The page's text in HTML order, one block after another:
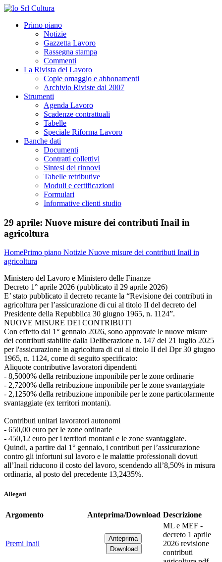
Primo piano
Notizie
Gazzetta Lavoro
Rassegna stampa
Commenti
La Rivista del Lavoro
Copie omaggio e abbonamenti
Archivio Riviste dal 2007
Strumenti
Agenda Lavoro
Scadenze contrattuali
Tabelle
Speciale Riforma Lavoro
Banche dati
Documenti
Contratti collettivi
Sintesi dei rinnovi
Tabelle retributive
Moduli e certificazioni
Formulari
Informative clienti studio
29 aprile: Nuove misure dei contributi Inail in
agricoltura
HomePrimo piano Notizie Nuove misure dei contributi Inail in
agricoltura
Ministero del Lavoro e Ministero delle Finanze
Decreto 1° aprile 2026 (pubblicato il 29 aprile 2026)
E’ stato pubblicato il decreto recante la “Revisione dei contributi in
agricoltura per l’assicurazione di cui al titolo II del decreto del
Presidente della Repubblica 30 giugno 1965, n. 1124”.
NUOVE MISURE DEI CONTRIBUTI
Con effetto dal 1° gennaio 2026, sono approvate le nuove misure
dei contributi stabilite dalla Deliberazione n. 147 del 21 luglio 2025
per l'assicurazione in agricoltura di cui al titolo II del Dpr 30 giugno
1965, n. 1124, come di seguito specificato:
Aliquote contributive lavoratori dipendenti
- 8,5000% della retribuzione imponibile per le zone ordinarie
- 2,7200% della retribuzione imponibile per le zone svantaggiate
- 2,1250% della retribuzione imponibile per le zone particolarmente
svantaggiate (ex territori montani).
Contributi unitari lavoratori autonomi
- 650,00 euro per le zone ordinarie
- 450,12 euro per i territori montani e le zone svantaggiate.
Quindi, a partire dal 1° gennaio, i contributi per l’assicurazione
contro gli infortuni sul lavoro e le malattie professionali dovuti
all’Inail riducono il costo del lavoro, scendendo all’8,50% in misura
ordinaria, al posto del precedente 13,2435%.
Allegati
Argomento Anteprima/Download Descrizione
Premi Inail
ML e MEF -
decreto 1 aprile
2026 revisione
contributi